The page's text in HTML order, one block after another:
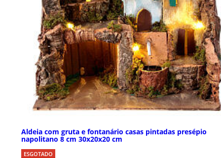
Aldeia com gruta e fontanário casas pintadas presépio
napolitano 8 cm 30x20x20 cm
ESGOTADO